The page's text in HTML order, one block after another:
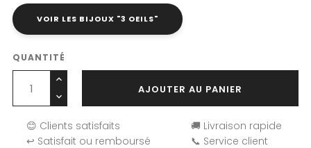
VOIR LES BIJOUX "3 OEILS"
QUANTITÉ
AJOUTER AU PANIER
😊 Clients satisfaits
🚚 Livraison rapide
↩️ Satisfait ou remboursé
📞 Service client